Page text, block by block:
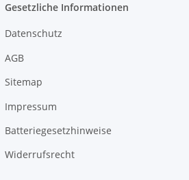
Gesetzliche Informationen
Datenschutz
AGB
Sitemap
Impressum
Batteriegesetzhinweise
Widerrufsrecht